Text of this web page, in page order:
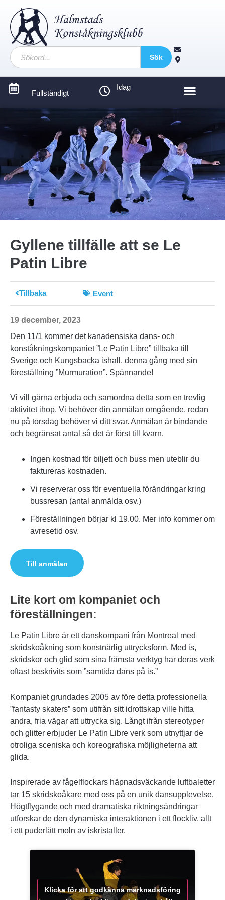
Sök
Fullständigt
Idag
Gyllene tillfälle att se Le
Patin Libre
Tillbaka Event
19 december, 2023
Den 11/1 kommer det kanadensiska dans- och
konståkningskompaniet ”Le Patin Libre” tillbaka till
Sverige och Kungsbacka ishall, denna gång med sin
föreställning ”Murmuration”. Spännande!
Vi vill gärna erbjuda och samordna detta som en trevlig
aktivitet ihop. Vi behöver din anmälan omgående, redan
nu på torsdag behöver vi ditt svar. Anmälan är bindande
och begränsat antal så det är först till kvarn.
Ingen kostnad för biljett och buss men uteblir du
faktureras kostnaden.
Vi reserverar oss för eventuella förändringar kring
bussresan (antal anmälda osv.)
Föreställningen börjar kl 19.00. Mer info kommer om
avresetid osv.
Till anmälan
Lite kort om kompaniet och
föreställningen:
Le Patin Libre är ett danskompani från Montreal med
skridskoåkning som konstnärlig uttrycksform. Med is,
skridskor och glid som sina främsta verktyg har deras verk
oftast beskrivits som ”samtida dans på is.”
Kompaniet grundades 2005 av före detta professionella
”fantasty skaters” som utifrån sitt idrottskap ville hitta
andra, fria vägar att uttrycka sig. Långt ifrån stereotyper
och glitter erbjuder Le Patin Libre verk som utnyttjar de
otroliga sceniska och koreografiska möjligheterna att
glida.
Inspirerade av fågelflockars häpnadsväckande luftbaletter
tar 15 skridskoåkare med oss på en unik dansupplevelse.
Högtflygande och med dramatiska riktningsändringar
utforskar de den dynamiska interaktionen i ett flockliv, allt
i ett puderlätt moln av iskristaller.
Klicka för att godkänna marknadsföring